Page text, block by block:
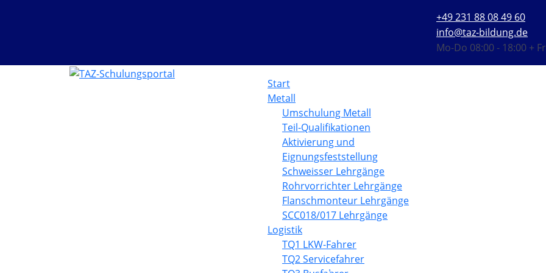
+49 231 88 08 49 60
info@taz-bildung.de
Mo-Do 08:00 - 18:00 +
Start
Metall
Umschulung Metall
Teil-Qualifikationen
Aktivierung und
Eignungsfeststellung
Schweisser Lehrgänge
Rohrvorrichter Lehrgänge
Flanschmonteur Lehrgänge
SCC018/017 Lehrgänge
Logistik
TQ1 LKW-Fahrer
TQ2 Servicefahrer